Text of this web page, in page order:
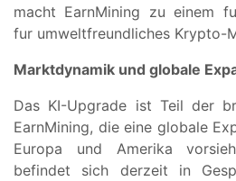
macht EarnMining zu einem
fur umweltfreundliches Krypto-
Marktdynamik und globale
Das KI-Upgrade ist Teil der
EarnMining, die eine globale
Europa und Amerika
befindet sich derzeit in